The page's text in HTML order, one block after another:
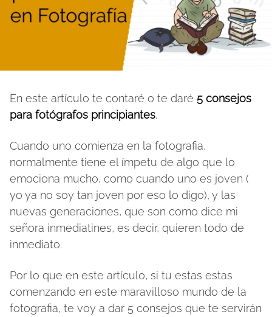
En este artículo te contaré o te daré 5 consejos
para fotógrafos principiantes.
Cuando uno comienza en la fotografia,
normalmente tiene el ímpetu de algo que lo
emociona mucho, como cuando uno es joven (
yo ya no soy tan joven por eso lo digo), y las
nuevas generaciones, que son como dice mi
señora inmediatines, es decir, quieren todo de
inmediato.
Por lo que en este artículo, si tu estas estas
comenzando en este maravilloso mundo de la
fotografia, te voy a dar 5 consejos que te servirán